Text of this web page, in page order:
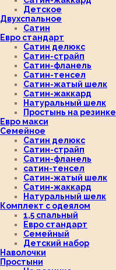
Детское
Двухспальное
Сатин
Евро стандарт
Сатин делюкс
Сатин-страйп
Сатин-фланель
Сатин-тенсел
Сатин-жатый шелк
Сатин-жаккард
Натуральный шелк
Простынь на резинке
Евро макси
Семейное
Сатин делюкс
Сатин-страйп
Сатин-фланель
сатин-тенсел
Сатин-жатый шелк
Сатин-жаккард
Натуральный шелк
Комплект с одеялом
1,5 спальный
Евро стандарт
Семейный
Детский набор
Наволочки
Простыни